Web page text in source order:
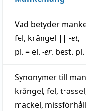
Vad betyder
fel, krångel || -et;
pl. = el. -er, best. pl.
Synonymer till
krångel, fel, trassel,
mackel,